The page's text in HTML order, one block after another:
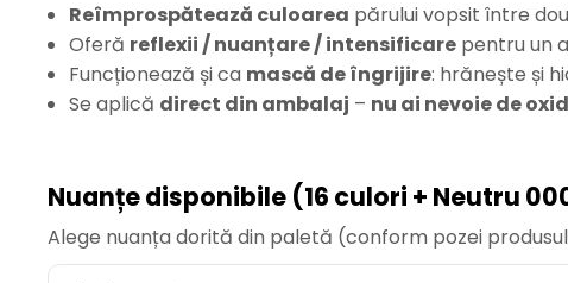
Reîmprospătează culoarea părului vopsit între
Oferă reflexii / nuanțare / intensificare pentru un
Funcționează și ca mască de îngrijire: hrănește și
Se aplică direct din ambalaj – nu ai nevoie de
Nuanțe disponibile (16 culori + Neutru
Alege nuanța dorită din paletă (conform pozei